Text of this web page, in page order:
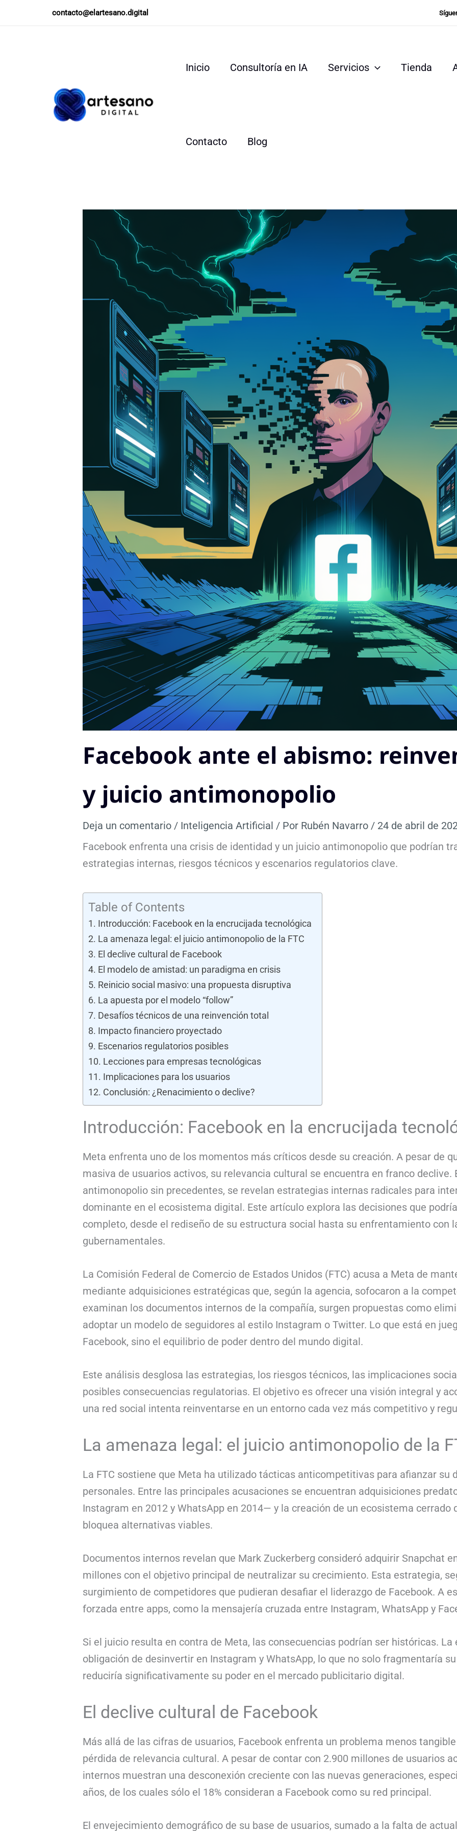
contacto@elartesano.digital
Inicio Consultoría en IA Servicios Tienda
Contacto Blog
Facebook ante el abismo:
y juicio antimonopolio
Deja un comentario / Inteligencia Artificial / Por Rubén Navarro / 24 de abril de
Facebook enfrenta una crisis de identidad y un juicio antimonopolio que podrían
estrategias internas, riesgos técnicos y escenarios regulatorios clave.
Table of Contents
Introducción: Facebook en la encrucijada tecnológica
La amenaza legal: el juicio antimonopolio de la FTC
El declive cultural de Facebook
El modelo de amistad: un paradigma en crisis
Reinicio social masivo: una propuesta disruptiva
La apuesta por el modelo “follow”
Desafíos técnicos de una reinvención total
Impacto financiero proyectado
Escenarios regulatorios posibles
Lecciones para empresas tecnológicas
Implicaciones para los usuarios
Conclusión: ¿Renacimiento o declive?
Introducción: Facebook en la encrucijada
Meta enfrenta uno de los momentos más críticos desde su creación. A pesar de
masiva de usuarios activos, su relevancia cultural se encuentra en franco declive.
antimonopolio sin precedentes, se revelan estrategias internas radicales para
dominante en el ecosistema digital. Este artículo explora las decisiones que
completo, desde el rediseño de su estructura social hasta su enfrentamiento con
gubernamentales.
La Comisión Federal de Comercio de Estados Unidos (FTC) acusa a Meta de
mediante adquisiciones estratégicas que, según la agencia, sofocaron a la
examinan los documentos internos de la compañía, surgen propuestas como
adoptar un modelo de seguidores al estilo Instagram o Twitter. Lo que está en
Facebook, sino el equilibrio de poder dentro del mundo digital.
Este análisis desglosa las estrategias, los riesgos técnicos, las implicaciones
posibles consecuencias regulatorias. El objetivo es ofrecer una visión integral y
una red social intenta reinventarse en un entorno cada vez más competitivo y
La amenaza legal: el juicio antimonopolio de la
La FTC sostiene que Meta ha utilizado tácticas anticompetitivas para afianzar su
personales. Entre las principales acusaciones se encuentran adquisiciones
Instagram en 2012 y WhatsApp en 2014— y la creación de un ecosistema
bloquea alternativas viables.
Documentos internos revelan que Mark Zuckerberg consideró adquirir Snapchat
millones con el objetivo principal de neutralizar su crecimiento. Esta estrategia,
surgimiento de competidores que pudieran desafiar el liderazgo de Facebook. A
forzada entre apps, como la mensajería cruzada entre Instagram, WhatsApp y
Si el juicio resulta en contra de Meta, las consecuencias podrían ser históricas.
obligación de desinvertir en Instagram y WhatsApp, lo que no solo fragmentaría
reduciría significativamente su poder en el mercado publicitario digital.
El declive cultural de Facebook
Más allá de las cifras de usuarios, Facebook enfrenta un problema menos
pérdida de relevancia cultural. A pesar de contar con 2.900 millones de usuarios
internos muestran una desconexión creciente con las nuevas generaciones,
años, de los cuales sólo el 18% consideran a Facebook como su red principal.
El envejecimiento demográfico de su base de usuarios, sumado a la falta de